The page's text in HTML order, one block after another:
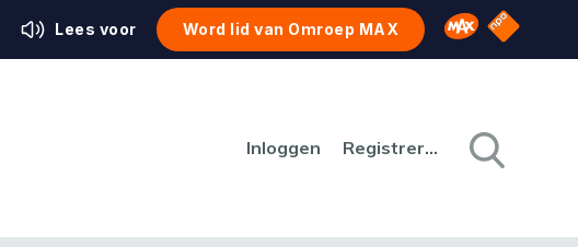
Lees voor Word lid van Omroep MAX Omroep MAX
NPO
Inloggen Registreren